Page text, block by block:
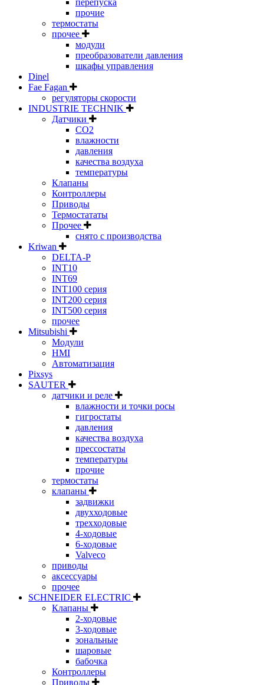
прочие
термостаты
прочее
модули
преобразователи давления
шкафы управления
Dinel
Fae Fagan
регуляторы скорости
INDUSTRIE TECHNIK
Датчики
CO2
влажности
давления
качества воздуха
температуры
Клапаны
Контроллеры
Приводы
Термостататы
Прочее
снято с производства
Kriwan
DELTA-P
INT10
INT69
INT100 серия
INT200 серия
INT500 серия
прочее
Mitsubishi
Модули
HMI
Автоматизация
Pixsys
SAUTER
датчики и реле
влажности и точки росы
гигростаты
давления
качества воздуха
прессостаты
температуры
прочие
термостаты
клапаны
задвижки
двухходовые
трехходовые
4-ходовые
6-ходовые
Valveco
приводы
аксессуары
прочее
SCHNEIDER ELECTRIC
Клапаны
2-ходовые
3-ходовые
зональные
шаровые
бабочка
Контроллеры
Приводы